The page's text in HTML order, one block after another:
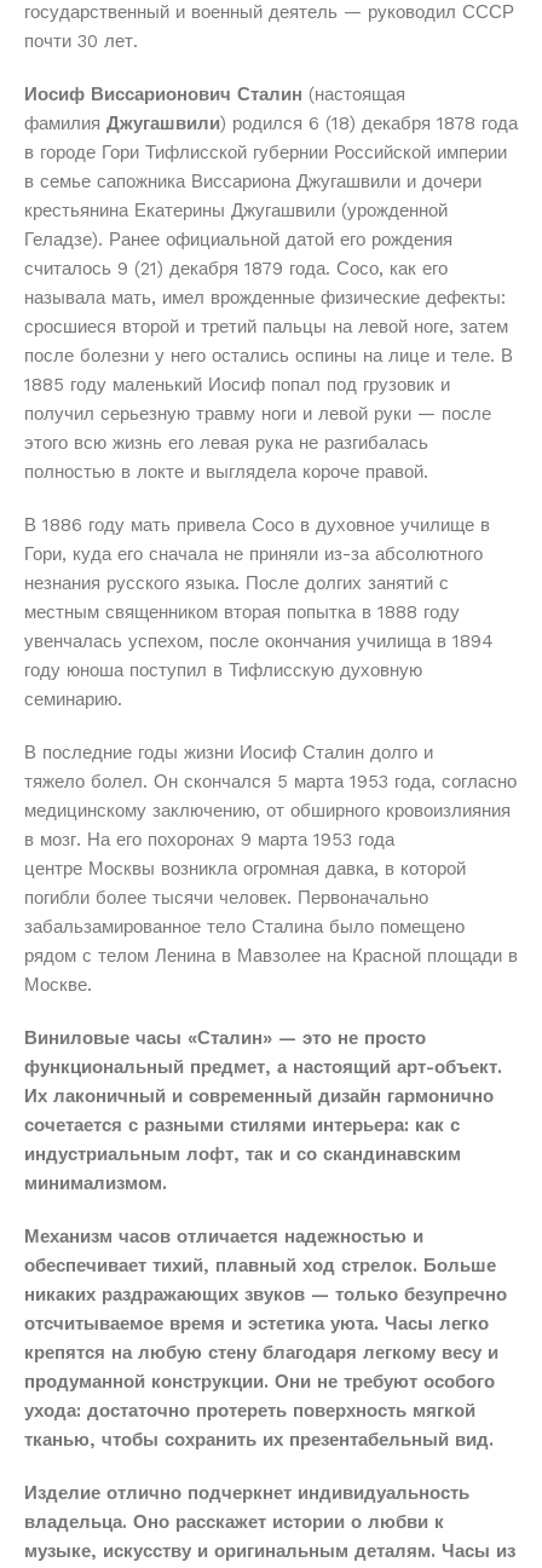
государственный и военный деятель — руководил СССР
почти 30 лет.
Иосиф Виссарионович Сталин (настоящая
фамилия Джугашвили) родился 6 (18) декабря 1878 года
в городе Гори Тифлисской губернии Российской империи
в семье сапожника Виссариона Джугашвили и дочери
крестьянина Екатерины Джугашвили (урожденной
Геладзе). Ранее официальной датой его рождения
считалось 9 (21) декабря 1879 года. Сосо, как его
называла мать, имел врожденные физические дефекты:
сросшиеся второй и третий пальцы на левой ноге, затем
после болезни у него остались оспины на лице и теле. В
1885 году маленький Иосиф попал под грузовик и
получил серьезную травму ноги и левой руки — после
этого всю жизнь его левая рука не разгибалась
полностью в локте и выглядела короче правой.
В 1886 году мать привела Сосо в духовное училище в
Гори, куда его сначала не приняли из-за абсолютного
незнания русского языка. После долгих занятий с
местным священником вторая попытка в 1888 году
увенчалась успехом, после окончания училища в 1894
году юноша поступил в Тифлисскую духовную
семинарию.
В последние годы жизни Иосиф Сталин долго и
тяжело болел. Он скончался 5 марта 1953 года, согласно
медицинскому заключению, от обширного кровоизлияния
в мозг. На его похоронах 9 марта 1953 года
центре Москвы возникла огромная давка, в которой
погибли более тысячи человек. Первоначально
забальзамированное тело Сталина было помещено
рядом с телом Ленина в Мавзолее на Красной площади в
Москве.
Виниловые часы «Сталин» — это не просто
функциональный предмет, а настоящий арт-объект.
Их лаконичный и современный дизайн гармонично
сочетается с разными стилями интерьера: как с
индустриальным лофт, так и со скандинавским
минимализмом.
Механизм часов отличается надежностью и
обеспечивает тихий, плавный ход стрелок. Больше
никаких раздражающих звуков — только безупречно
отсчитываемое время и эстетика уюта. Часы легко
крепятся на любую стену благодаря легкому весу и
продуманной конструкции. Они не требуют особого
ухода: достаточно протереть поверхность мягкой
тканью, чтобы сохранить их презентабельный вид.
Изделие отлично подчеркнет индивидуальность
владельца. Оно расскажет истории о любви к
музыке, искусству и оригинальным деталям. Часы из